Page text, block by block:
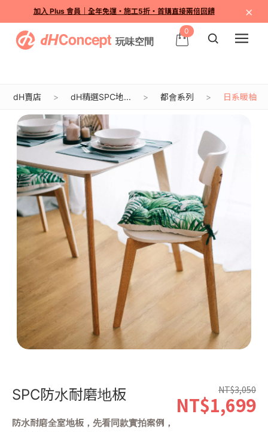
加入 Plus 會員｜全年免運・施工5折・首購直接兩倍回饋 ×
0
dH賣店 dH精選SPC地... 都會系列 日系暖柚
SPC防水耐磨地板
防水耐磨全室地板，先看同款實拍案例，
NT$3,050
NT$1,699